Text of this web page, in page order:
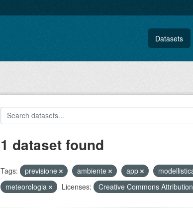
Datasets
1 dataset found
Tags: previsione ambiente app
meteorologia
Licenses: Creative Commons Attribution